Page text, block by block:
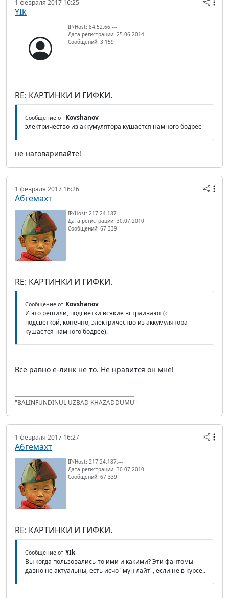
1 февраля 2017 16:25
YIk
IP/Host: 84.52.66.---
Дата регистрации: 25.06.2014
Сообщений: 3 159
RE: КАРТИНКИ И ГИФКИ.
Сообщение от Kovshanov
электричество из аккумулятора кушается намного бодрее
не наговаривайте!
1 февраля 2017 16:26
Абгемахт
IP/Host: 217.24.187.---
Дата регистрации: 30.07.2010
Сообщений: 67 339
RE: КАРТИНКИ И ГИФКИ.
Сообщение от Kovshanov
И это решили, подсветки всякие встраивают (с
подсветкой, конечно, электричество из аккумулятора
кушается намного бодрее).
Все равно е-линк не то. Не нравится он мне!
"BALINFUNDINUL UZBAD KHAZADDUMU"
1 февраля 2017 16:27
Абгемахт
IP/Host: 217.24.187.---
Дата регистрации: 30.07.2010
Сообщений: 67 339
RE: КАРТИНКИ И ГИФКИ.
Сообщение от YIk
Вы когда пользовались-то ими и какими? Эти фантомы
давно не актуальны, есть исчо "мун лайт", если не в курсе..